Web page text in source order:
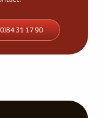
31 17 90